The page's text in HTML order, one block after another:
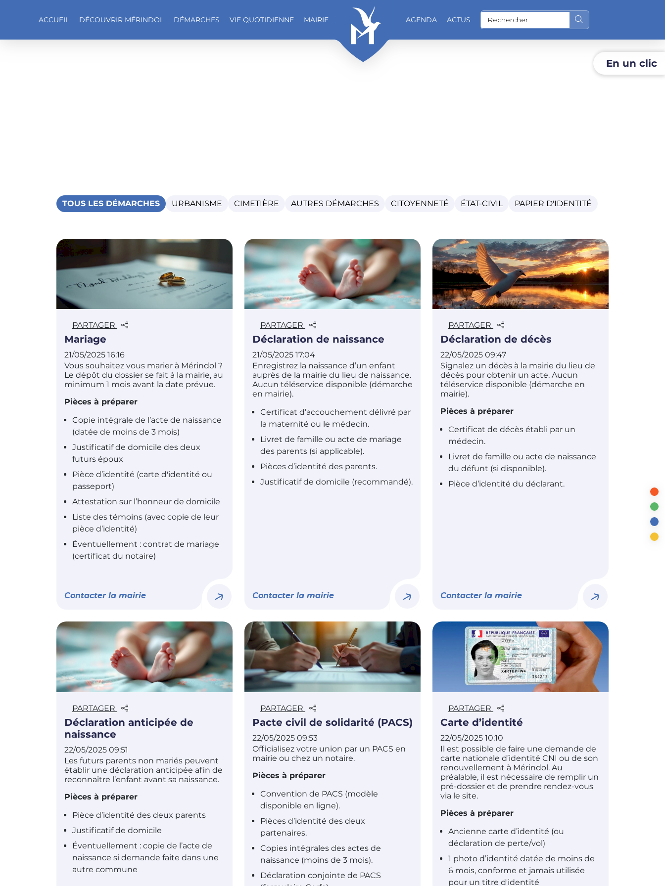
ACCUEIL DÉCOUVRIR MÉRINDOL DÉMARCHES VIE QUOTIDIENNE MAIRIE AGENDA ACTUS
Rechercher sur le site
En un clic
TOUS LES DÉMARCHES URBANISME CIMETIÈRE AUTRES DÉMARCHES CITOYENNETÉ ÉTAT-CIVIL PAPIER D'IDENTITÉ
PARTAGER
Mariage
21/05/2025 16:16
Vous souhaitez vous marier à Mérindol ?
Le dépôt du dossier se fait à la mairie, au
minimum 1 mois avant la date prévue.
Pièces à préparer
Copie intégrale de l’acte de naissance
(datée de moins de 3 mois)
Justificatif de domicile des deux
futurs époux
Pièce d’identité (carte d'identité ou
passeport)
Attestation sur l’honneur de domicile
Liste des témoins (avec copie de leur
pièce d’identité)
Éventuellement : contrat de mariage
(certificat du notaire)
Contacter la mairie
PARTAGER
Déclaration de naissance
21/05/2025 17:04
Enregistrez la naissance d’un enfant
auprès de la mairie du lieu de naissance.
Aucun téléservice disponible (démarche
en mairie).
Certificat d’accouchement délivré par
la maternité ou le médecin.
Livret de famille ou acte de mariage
des parents (si applicable).
Pièces d’identité des parents.
Justificatif de domicile (recommandé).
Contacter la mairie
PARTAGER
Déclaration de décès
22/05/2025 09:47
Signalez un décès à la mairie du lieu de
décès pour obtenir un acte. Aucun
téléservice disponible (démarche en
mairie).
Pièces à préparer
Certificat de décès établi par un
médecin.
Livret de famille ou acte de naissance
du défunt (si disponible).
Pièce d’identité du déclarant.
Contacter la mairie
PARTAGER
Déclaration anticipée de
naissance
22/05/2025 09:51
Les futurs parents non mariés peuvent
établir une déclaration anticipée afin de
reconnaître l’enfant avant sa naissance.
Pièces à préparer
Pièce d’identité des deux parents
Justificatif de domicile
Éventuellement : copie de l’acte de
naissance si demande faite dans une
autre commune
PARTAGER
Pacte civil de solidarité (PACS)
22/05/2025 09:53
Officialisez votre union par un PACS en
mairie ou chez un notaire.
Pièces à préparer
Convention de PACS (modèle
disponible en ligne).
Pièces d’identité des deux
partenaires.
Copies intégrales des actes de
naissance (moins de 3 mois).
Déclaration conjointe de PACS
PARTAGER
Carte d’identité
22/05/2025 10:10
Il est possible de faire une demande de
carte nationale d’identité CNI ou de son
renouvellement à Mérindol. Au
préalable, il est nécessaire de remplir un
pré-dossier et de prendre rendez-vous
via le site.
Pièces à préparer
Ancienne carte d’identité (ou
déclaration de perte/vol)
1 photo d’identité datée de moins de
6 mois, conforme et jamais utilisée
pour un titre d'identité